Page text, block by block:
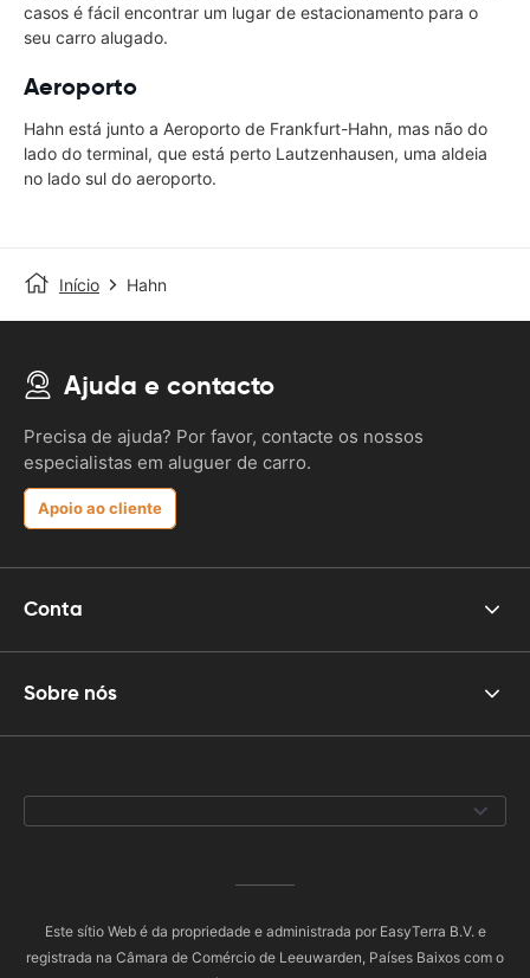
casos é fácil encontrar um lugar de estacionamento para o
seu carro alugado.
Aeroporto
Hahn está junto a Aeroporto de Frankfurt-Hahn, mas não do
lado do terminal, que está perto Lautzenhausen, uma aldeia
no lado sul do aeroporto.
Início Hahn
Ajuda e contacto
Precisa de ajuda? Por favor, contacte os nossos
especialistas em aluguer de carro.
Apoio ao cliente
Conta
Sobre nós
Este sítio Web é da propriedade e administrada por EasyTerra B.V. e
registrada na Câmara de Comércio de Leeuwarden, Países Baixos com o